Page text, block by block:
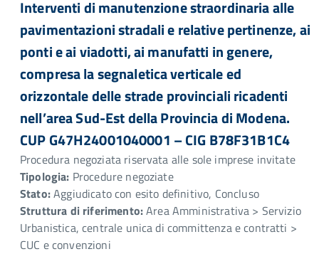
Interventi di manutenzione straordinaria alle
pavimentazioni stradali e relative pertinenze, ai
ponti e ai viadotti, ai manufatti in genere,
compresa la segnaletica verticale ed
orizzontale delle strade provinciali ricadenti
nell’area Sud-Est della Provincia di Modena.
CUP G47H24001040001 – CIG B78F31B1C4
Procedura negoziata riservata alle sole imprese invitate
Tipologia: Procedure negoziate
Stato:Aggiudicato con esito definitivo, Concluso
Struttura di riferimento:Area Amministrativa > Servizio
Urbanistica, centrale unica di committenza e contratti >
CUC e convenzioni